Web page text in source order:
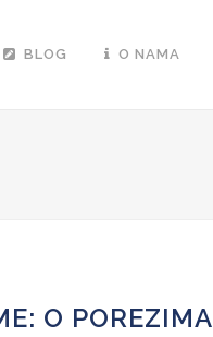
BLOG O NAMA
O POREZIMA